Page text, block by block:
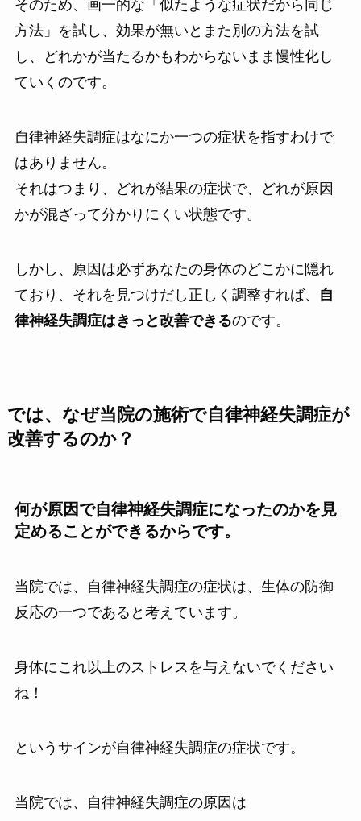
そのため、画一的な「似たような症状だから同じ
方法」を試し、効果が無いとまた別の方法を試
し、どれかが当たるかもわからないまま慢性化し
ていくのです。
自律神経失調症はなにか一つの症状を指すわけで
はありません。
それはつまり、どれが結果の症状で、どれが原因
かが混ざって分かりにくい状態です。
しかし、原因は必ずあなたの身体のどこかに隠れ
ており、それを見つけだし正しく調整すれば、
自
律神経失調症はきっと改善できるのです。
では、なぜ当院の施術で自律神経失調症が
改善するのか？
何が原因で自律神経失調症になったのかを見
定めることができるからです。
当院では、自律神経失調症の症状は、生体の防御
反応の一つであると考えています。
身体にこれ以上のストレスを与えないでください
ね！
というサインが自律神経失調症の症状です。
当院では、自律神経失調症の原因は